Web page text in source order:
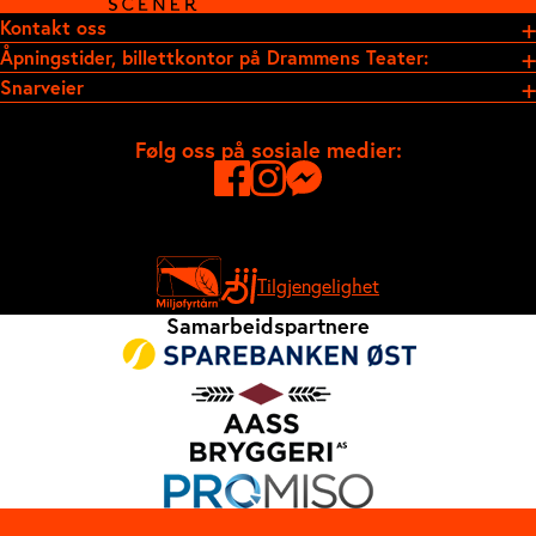
Kontakt oss
Åpningstider, billettkontor på Drammens Teater:
Snarveier
Følg oss på sosiale medier:
Tilgjengelighet
Samarbeidspartnere